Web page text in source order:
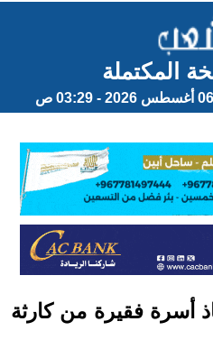
المكتملة
أسرة فقيرة من كارثة